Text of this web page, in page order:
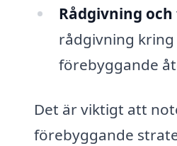
Rådgivning
rådgivning
förebyggande
Det är viktigt att
förebyggande